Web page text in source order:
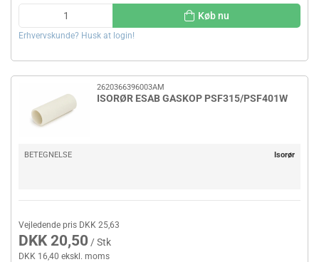
Køb nu
Erhvervskunde? Husk at login!
2620366396003AM
ISORØR ESAB GASKOP PSF315/PSF401W
BETEGNELSE Isorør
Vejledende pris DKK 25,63
DKK 20,50 / Stk
DKK 16,40 ekskl. moms